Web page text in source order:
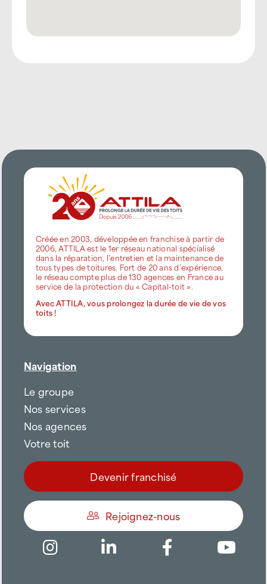
Créée en 2003, développée en franchise à partir de
2006, ATTILA est le 1er réseau national spécialisé
dans la réparation, l’entretien et la maintenance de
tous types de toitures. Fort de 20 ans d’expérience,
le réseau compte plus de 130 agences en France au
service de la protection du « Capital-toit ».
Avec ATTILA, vous prolongez la durée de vie de vos
toits !
Navigation
Le groupe
Nos services
Nos agences
Votre toit
Devenir franchisé
Rejoignez-nous